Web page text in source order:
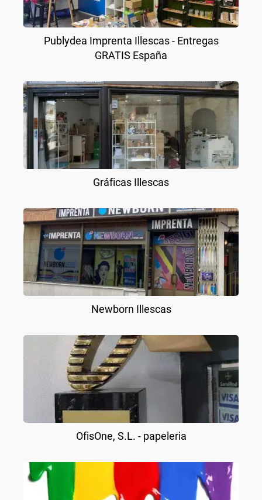
Publydea Imprenta Illescas - Entregas
GRATIS España
Gráficas Illescas
Newborn Illescas
OfisOne, S.L. - papeleria